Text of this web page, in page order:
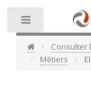
Consulter
Métiers
Toggle